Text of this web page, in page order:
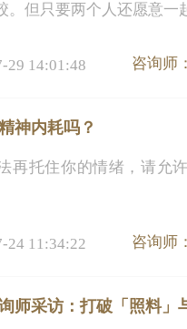
。但只要两个人还愿意一
29 14:01:48
咨询师：
神内耗吗？
再托住你的情绪，请允
24 11:34:22 咨询师：
师采访：打破「照料」